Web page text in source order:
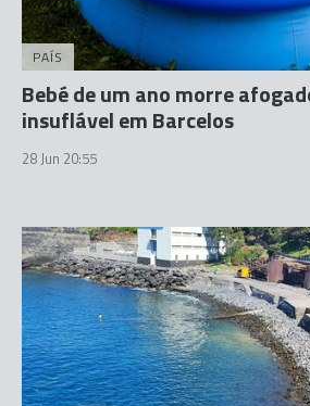
PAÍS
Bebé de um ano morre
insuflável em Barcelos
28 Jun 20:55